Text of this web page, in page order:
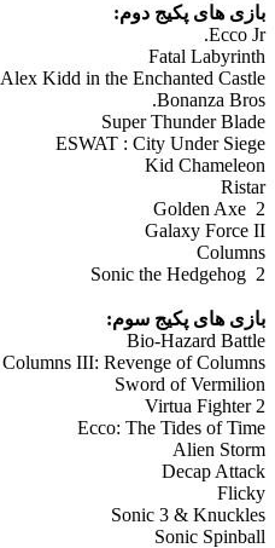
بازی های پکیج دوم:
Ecco Jr.
Fatal Labyrinth
Alex Kidd in the Enchanted Castle
Bonanza Bros.
Super Thunder Blade
ESWAT : City Under Siege
Kid Chameleon
Ristar
Golden Axe 2
Galaxy Force II
Columns
Sonic the Hedgehog 2
بازی های پکیج سوم:
Bio-Hazard Battle
Columns III: Revenge of Columns
Sword of Vermilion
Virtua Fighter 2
Ecco: The Tides of Time
Alien Storm
Decap Attack
Flicky
Sonic 3 & Knuckles
Sonic Spinball